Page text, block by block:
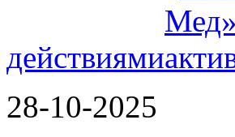
действиями
28-10-2025